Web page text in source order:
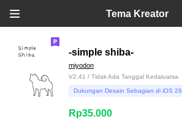
Tema Kreator
-simple shiba-
miyodon
V2.41 / Tidak Ada Tanggal Kedaluarsa
Dukungan Desain Sebagian di iOS 26
Rp35.000